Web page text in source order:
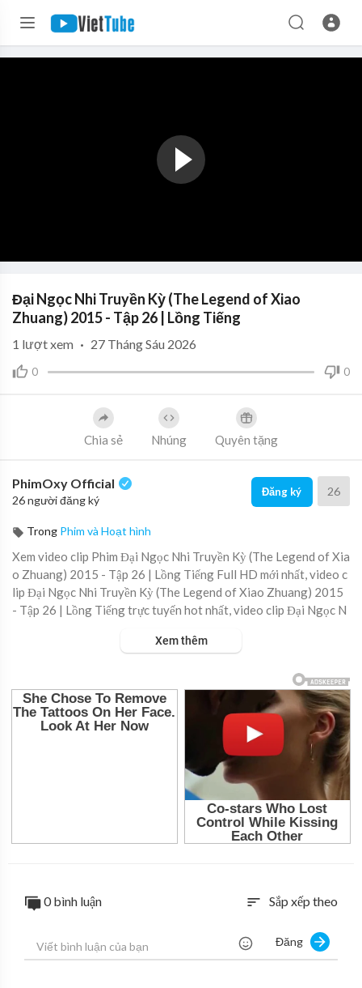
Đại Ngọc Nhi Truyền Kỳ (The Legend of Xiao
Zhuang) 2015 - Tập 26 | Lồng Tiếng
0 0
1 lượt xem · 27 Tháng Sáu 2026
Chia sẻ Nhúng Quyên tặng
PhimOxy Official
26 người đăng ký
Đăng ký 26
Trong Phim và Hoạt hình
Xem video clip Phim Đại Ngọc Nhi Truyền Kỳ (The Legend of Xia
o Zhuang) 2015 - Tập 26 | Lồng Tiếng Full HD mới nhất, video c
lip Đại Ngọc Nhi Truyền Kỳ (The Legend of Xiao Zhuang) 2015
- Tập 26 | Lồng Tiếng trực tuyến hot nhất, video clip Đại Ngọc N
https://viet.tube/watch/
dai-ng....oc-nhi-truyen-ky-the
Xem thêm
0 bình luận sort Sắp xếp theo
Đăng